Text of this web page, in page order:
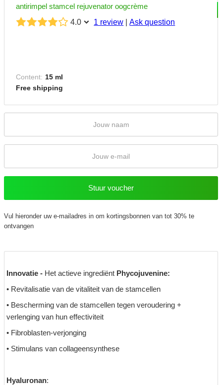
antirimpel stamcel rejuvenator oogcrème
4.0
1 review |Ask question
Content: 15 ml
Free shipping
Vul hieronder uw e-mailadres in om kortingsbonnen van tot 30% te
ontvangen
Innovatie - Het actieve ingrediënt Phycojuvenine:
• Revitalisatie van de vitaliteit van de stamcellen
• Bescherming van de stamcellen tegen veroudering +
verlenging van hun effectiviteit
• Fibroblasten-verjonging
• Stimulans van collageensynthese
Hyaluronan: